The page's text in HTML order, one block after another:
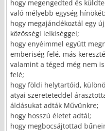
hogy megengedted és
való mélyebb egység hínökét;
hogy megajándékoztál egy
közösségi lelkiséggel;
hogy enyéimmel együtt
emberiség felé, más
valamint a téged még nem
felé;
hogy földi helytartóid,
atyai szereteteddel
áldásukat adták Művünkre;
hogy hosszú életet adtál;
hogy megbocsájtottad